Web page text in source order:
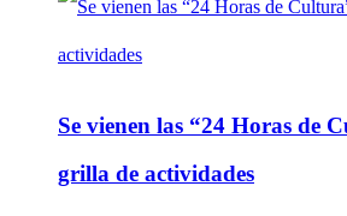
Se vienen las “24 Horas de
grilla de actividades